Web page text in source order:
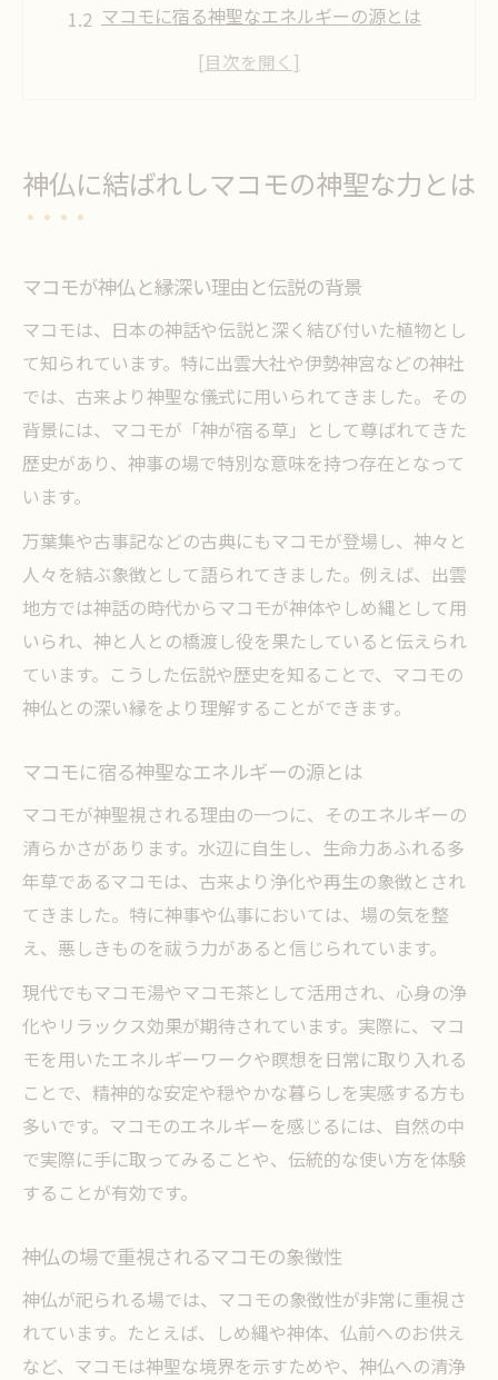
マコモに宿る神聖なエネルギーの源とは
神仏の場で重視されるマコモの象徴性
マコモとスピリチュアルな浄化体験を探る
マコモを使った浄化のスピリチュアル体験
マコモの浄化力と心身への働きかけ方
スピリチュアルな場でのマコモの使い方解
説
マコモ蒸しのスピリチュアルな意味と体感
伝統文化に息づくマコモの象徴的役割
神事や仏事におけるマコモの歴史的な役割
マコモとしめ縄の関係と文化的背景
真菰が伝統行事にもたらす神聖な力
マコモが伝える日本人の信仰と世界観
真菰が神道と結びつく理由を解説
真菰が神道で重視される由来と象徴性
神道の祭祀で用いられる真菰の意味とは
マコモと麻の関係が示す神道の陰陽思想
古事記や日本書紀に見る真菰と神話の関係
真菰を通じて伝わる神道の自然観と信仰
マコモを活用したエネルギーワークの魅力
マコモを用いたエネルギーワークの基本
エネルギー調整に役立つマコモの使い方
真菰とスピリチュアルなワークの実践例
マコモで感じる心身のバランスと整え方
マコモのエネルギーを引き出すコツ紹介
五穀豊穣や無病息災を願うマコモ信仰
五穀豊穣を祈るマコモ信仰の歴史と由来
マコモが守り伝える日本の祈願文化
マコモ信仰が持つ暮らしへの影響とは
神事に欠かせないマコモの象徴的意味
神仏に結ばれしマコモの神聖な力とは
マコモが神仏と縁深い理由と伝説の背景
マコモは、日本の神話や伝説と深く結び付いた植物とし
て知られています。特に出雲大社や伊勢神宮などの神社
では、古来より神聖な儀式に用いられてきました。その
背景には、マコモが「神が宿る草」として尊ばれてきた
歴史があり、神事の場で特別な意味を持つ存在となって
います。
万葉集や古事記などの古典にもマコモが登場し、神々と
人々を結ぶ象徴として語られてきました。例えば、出雲
地方では神話の時代からマコモが神体やしめ縄として用
いられ、神と人との橋渡し役を果たしていると伝えられ
ています。こうした伝説や歴史を知ることで、マコモの
神仏との深い縁をより理解することができます。
マコモに宿る神聖なエネルギーの源とは
マコモが神聖視される理由の一つに、そのエネルギーの
清らかさがあります。水辺に自生し、生命力あふれる多
年草であるマコモは、古来より浄化や再生の象徴とされ
てきました。特に神事や仏事においては、場の気を整
え、悪しきものを祓う力があると信じられています。
現代でもマコモ湯やマコモ茶として活用され、心身の浄
化やリラックス効果が期待されています。実際に、マコ
モを用いたエネルギーワークや瞑想を日常に取り入れる
ことで、精神的な安定や穏やかな暮らしを実感する方も
多いです。マコモのエネルギーを感じるには、自然の中
で実際に手に取ってみることや、伝統的な使い方を体験
することが有効です。
神仏の場で重視されるマコモの象徴性
神仏が祀られる場では、マコモの象徴性が非常に重視さ
れています。たとえば、しめ縄や神体、仏前へのお供え
など、マコモは神聖な境界を示すためや、神仏への清浄